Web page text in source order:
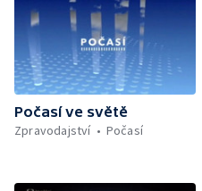
Počasí ve světě
Zpravodajství
Počasí